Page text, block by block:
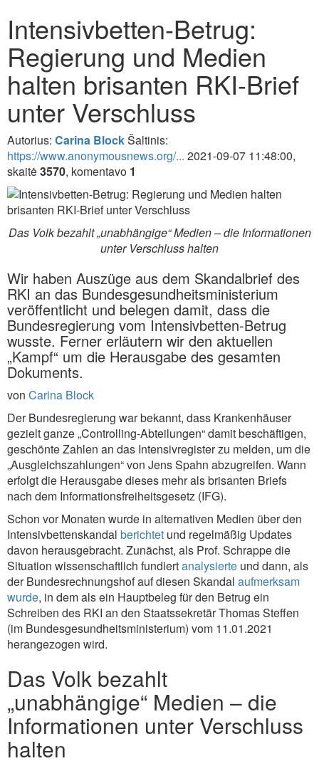
Intensivbetten-Betrug:
Regierung und Medien
halten brisanten RKI-Brief
unter Verschluss
Autorius: Carina BlockŠaltinis:
https://www.anonymousnews.org/... 2021-09-07 11:48:00,
skaitė3570, komentavo 1
Das Volk bezahlt „unabhängige“ Medien – die Informationen
unter Verschluss halten
Wir haben Auszüge aus dem Skandalbrief des
RKI an das Bundesgesundheitsministerium
veröffentlicht und belegen damit, dass die
Bundesregierung vom Intensivbetten-Betrug
wusste. Ferner erläutern wir den aktuellen
„Kampf“ um die Herausgabe des gesamten
Dokuments.
von Carina Block
Der Bundesregierung war bekannt, dass Krankenhäuser
gezielt ganze „Controlling-Abteilungen“ damit beschäftigen,
geschönte Zahlen an das Intensivregister zu melden, um die
„Ausgleichszahlungen“ von Jens Spahn abzugreifen. Wann
erfolgt die Herausgabe dieses mehr als brisanten Briefs
nach dem Informationsfreiheitsgesetz (IFG).
Schon vor Monaten wurde in alternativen Medien über den
Intensivbettenskandal berichtet und regelmäßig Updates
davon herausgebracht. Zunächst, als Prof. Schrappe die
Situation wissenschaftlich fundiertanalysierte und dann, als
der Bundesrechnungshof auf diesen Skandal aufmerksam
wurde, in dem als ein Hauptbeleg für den Betrug ein
Schreiben des RKI an den Staatssekretär Thomas Steffen
(im Bundesgesundheitsministerium) vom 11.01.2021
herangezogen wird.
Das Volk bezahlt
„unabhängige“ Medien – die
Informationen unter Verschluss
halten